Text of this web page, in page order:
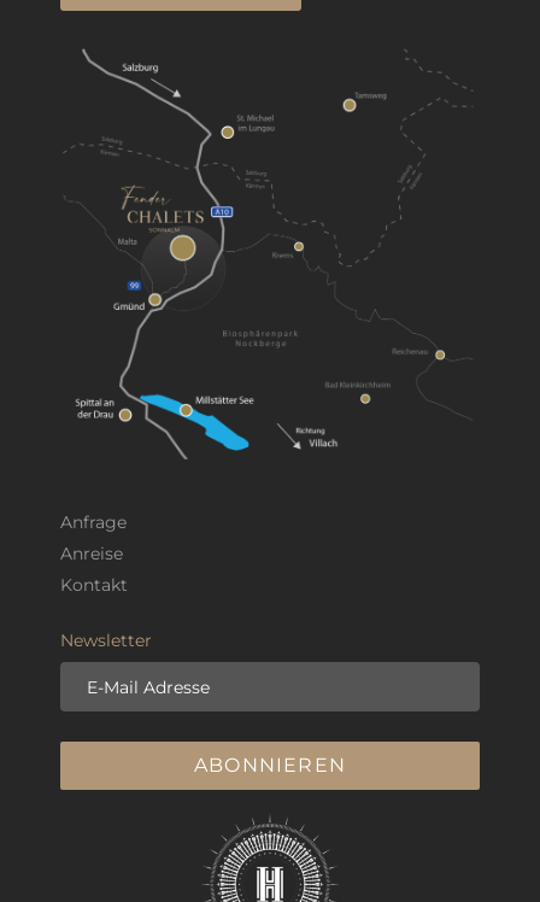
Anfrage
Anreise
Kontakt
Newsletter
E-Mail Adresse
ABONNIEREN